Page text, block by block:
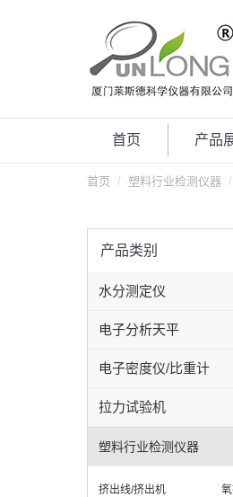
首页 产品
首页 塑料行业检测仪器
产品类别
水分测定仪
电子分析天平
电子密度仪/比重计
拉力试验机
塑料行业检测仪器
挤出线/挤出机